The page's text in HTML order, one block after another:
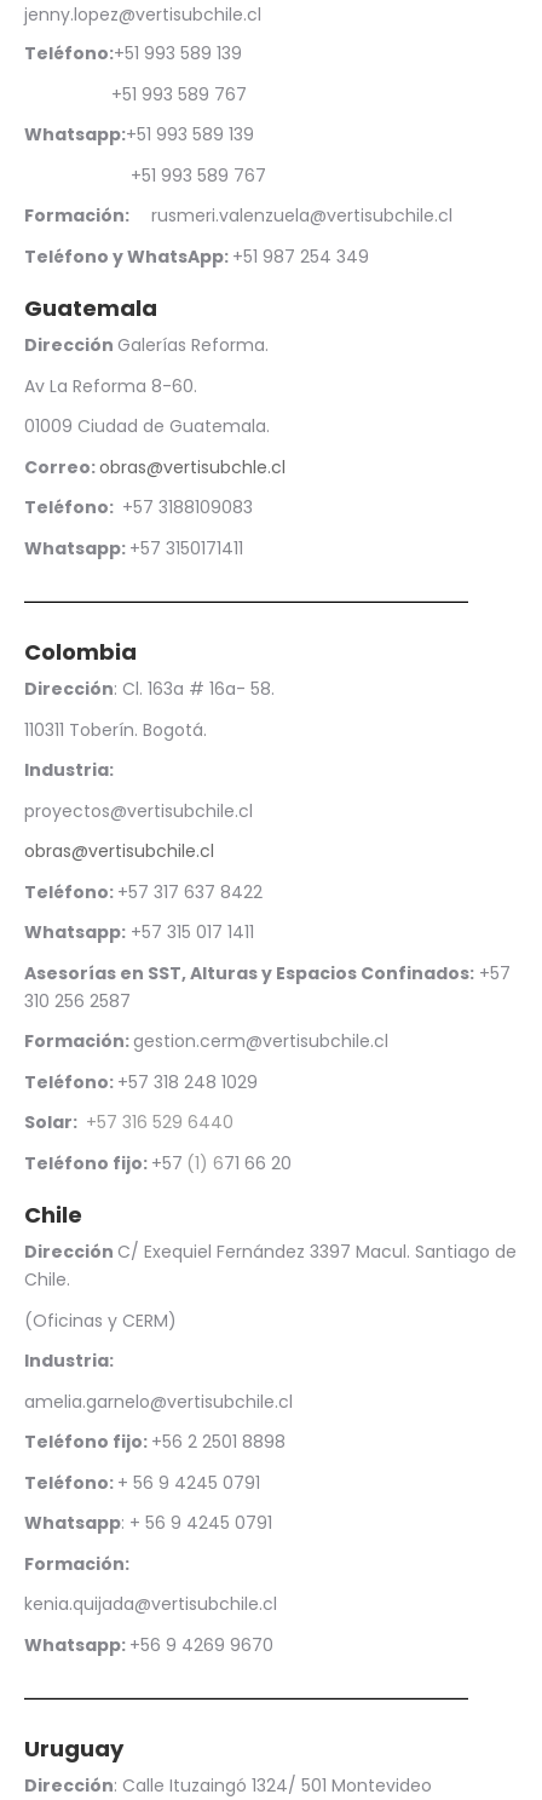
jenny.lopez@vertisubchile.cl
Teléfono:+51 993 589 139
+51 993 589 767
Whatsapp:+51 993 589 139
+51 993 589 767
Formación: rusmeri.valenzuela@vertisubchile.cl
Teléfono y WhatsApp: +51 987 254 349
Guatemala
Dirección Galerías Reforma.
Av La Reforma 8-60.
01009 Ciudad de Guatemala.
Correo:obras@vertisubchle.cl
Teléfono: +57 3188109083
Whatsapp: +57 3150171411
Colombia
Dirección: Cl. 163a # 16a- 58.
110311 Toberín. Bogotá.
Industria:
proyectos@vertisubchile.cl
obras@vertisubchile.cl
Teléfono: +57 317 637 8422
Whatsapp: +57 315 017 1411
Asesorías en SST, Alturas y Espacios Confinados: +57
310 256 2587
Formación: gestion.cerm@vertisubchile.cl
Teléfono: +57 318 248 1029
Solar: +57 316 529 6440
Teléfono fijo: +57 (1) 671 66 20
Chile
Dirección C/ Exequiel Fernández 3397 Macul. Santiago de
Chile.
(Oficinas y CERM)
Industria:
amelia.garnelo@vertisubchile.cl
Teléfono fijo: +56 2 2501 8898
Teléfono: + 56 9 4245 0791
Whatsapp: + 56 9 4245 0791
Formación:
kenia.quijada@vertisubchile.cl
Whatsapp: +56 9 4269 9670
Uruguay
Dirección: Calle Ituzaingó 1324/ 501 Montevideo